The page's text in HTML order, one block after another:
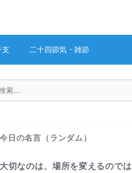
支 二十四節気・雑節
今日の名言（ランダム）
大切なのは、場所を変えるのでは